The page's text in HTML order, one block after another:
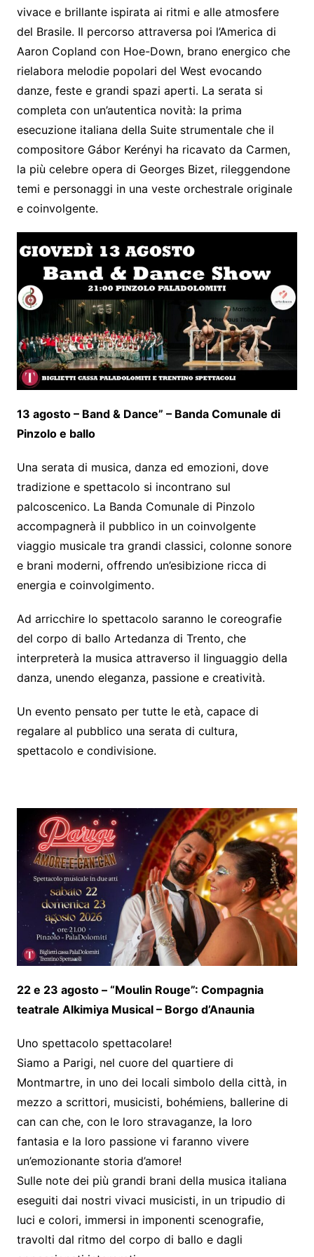
vivace e brillante ispirata ai ritmi e alle atmosfere
del Brasile. Il percorso attraversa poi l’America di
Aaron Copland con Hoe-Down, brano energico che
rielabora melodie popolari del West evocando
danze, feste e grandi spazi aperti. La serata si
completa con un’autentica novità: la prima
esecuzione italiana della Suite strumentale che il
compositore Gábor Kerényi ha ricavato da Carmen,
la più celebre opera di Georges Bizet, rileggendone
temi e personaggi in una veste orchestrale originale
e coinvolgente.
13 agosto – Band & Dance” – Banda Comunale di
Pinzolo e ballo
Una serata di musica, danza ed emozioni, dove
tradizione e spettacolo si incontrano sul
palcoscenico. La Banda Comunale di Pinzolo
accompagnerà il pubblico in un coinvolgente
viaggio musicale tra grandi classici, colonne sonore
e brani moderni, offrendo un’esibizione ricca di
energia e coinvolgimento.
Ad arricchire lo spettacolo saranno le coreografie
del corpo di ballo Artedanza di Trento, che
interpreterà la musica attraverso il linguaggio della
danza, unendo eleganza, passione e creatività.
Un evento pensato per tutte le età, capace di
regalare al pubblico una serata di cultura,
spettacolo e condivisione.
22 e 23 agosto – “Moulin Rouge”: Compagnia
teatrale Alkimiya Musical – Borgo d’Anaunia
Uno spettacolo spettacolare!
Siamo a Parigi, nel cuore del quartiere di
Montmartre, in uno dei locali simbolo della città, in
mezzo a scrittori, musicisti, bohémiens, ballerine di
can can che, con le loro stravaganze, la loro
fantasia e la loro passione vi faranno vivere
un’emozionante storia d’amore!
Sulle note dei più grandi brani della musica italiana
eseguiti dai nostri vivaci musicisti, in un tripudio di
luci e colori, immersi in imponenti scenografie,
travolti dal ritmo del corpo di ballo e dagli